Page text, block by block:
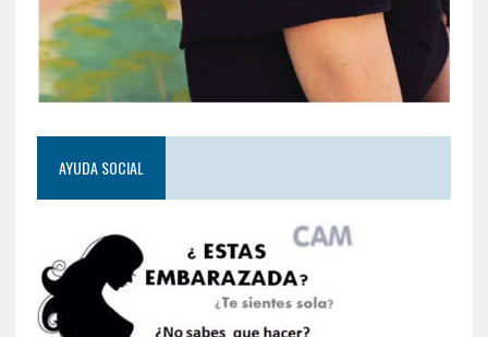
AYUDA SOCIAL